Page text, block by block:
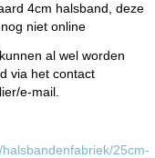
4cm halsband, deze
niet online
al wel worden
via het contact
e-mail.
25cm-